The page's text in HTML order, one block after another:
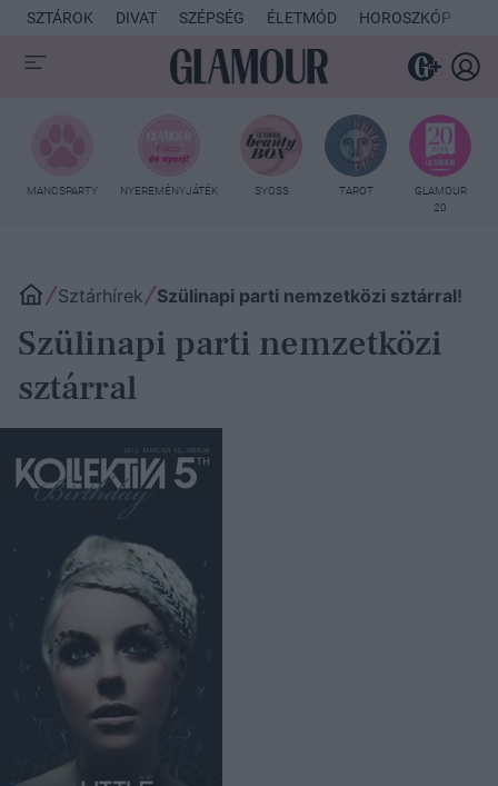
SZTÁROK DIVAT SZÉPSÉG ÉLETMÓD HOROSZKÓP
MANCSPARTY NYEREMÉNYJÁTÉK SYOSS TAROT
GLAMOUR
20
Sztárhírek Szülinapi parti nemzetközi sztárral!
Szülinapi parti nemzetközi
sztárral